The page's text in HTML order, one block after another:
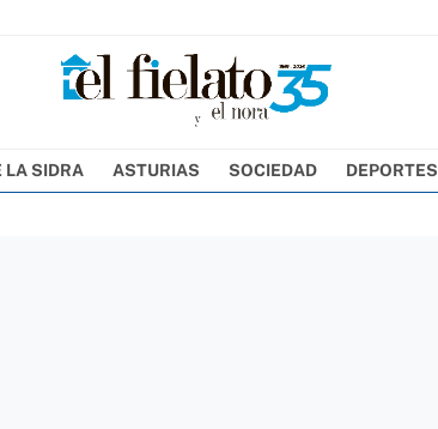
LA SIDRA ASTURIAS SOCIEDAD DEPORTES